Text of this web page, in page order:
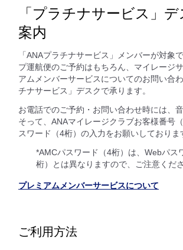
「プラチナサービス」
案内
「ANAプラチナサービス」メンバーが対象
プ運航便のご予約はもちろん、マイレージ
アムメンバーサービスについてのお問い合
チナサービス」デスクで承ります。
お電話でのご予約・お問い合わせ時には、
そって、ANAマイレージクラブお客様番号
スワード（4桁）の入力をお願いしておりま
*AMCパスワード（4桁）は、Webパス
桁）とは異なりますので、ご注意くださ
プレミアムメンバーサービスについて
ご利用方法